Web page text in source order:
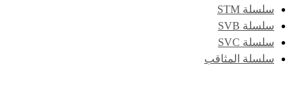
سلسلة STM
سلسلة SVB
سلسلة SVC
سلسلة المثاقب